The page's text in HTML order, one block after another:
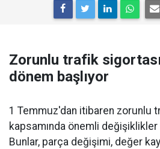
Zorunlu trafik
dönem başlıyor
1 Temmuz'dan itibaren zorunlu
kapsamında önemli
Bunlar, parça değişimi, değer